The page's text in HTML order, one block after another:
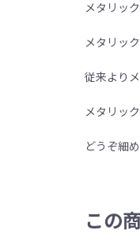
メタリッ
メタリッ
従来より
メタリッ
どうぞ細
この